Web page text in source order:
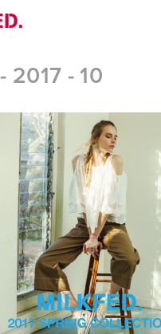
- 2017 - 10